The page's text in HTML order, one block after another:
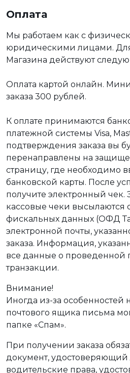
Оплата
Мы работаем как с
юридическими лицами.
Магазина действуют
Оплата картой онлайн.
заказа 300 рублей.
К оплате принимаются
платежной системы Visa,
подтверждения заказа вы
перенаправлены на
страницу, где необходимо
банковской карты. После
получите электронный чек.
кассовые чеки высылаются
фискальных данных (ОФД
электронной почты,
заказа. Информация,
все данные о проведенной
транзакции.
Внимание!
Иногда из-за особенностей
почтового ящика письма
папке «Спам».
При получении заказа
документ, удостоверяющий
водительские права,